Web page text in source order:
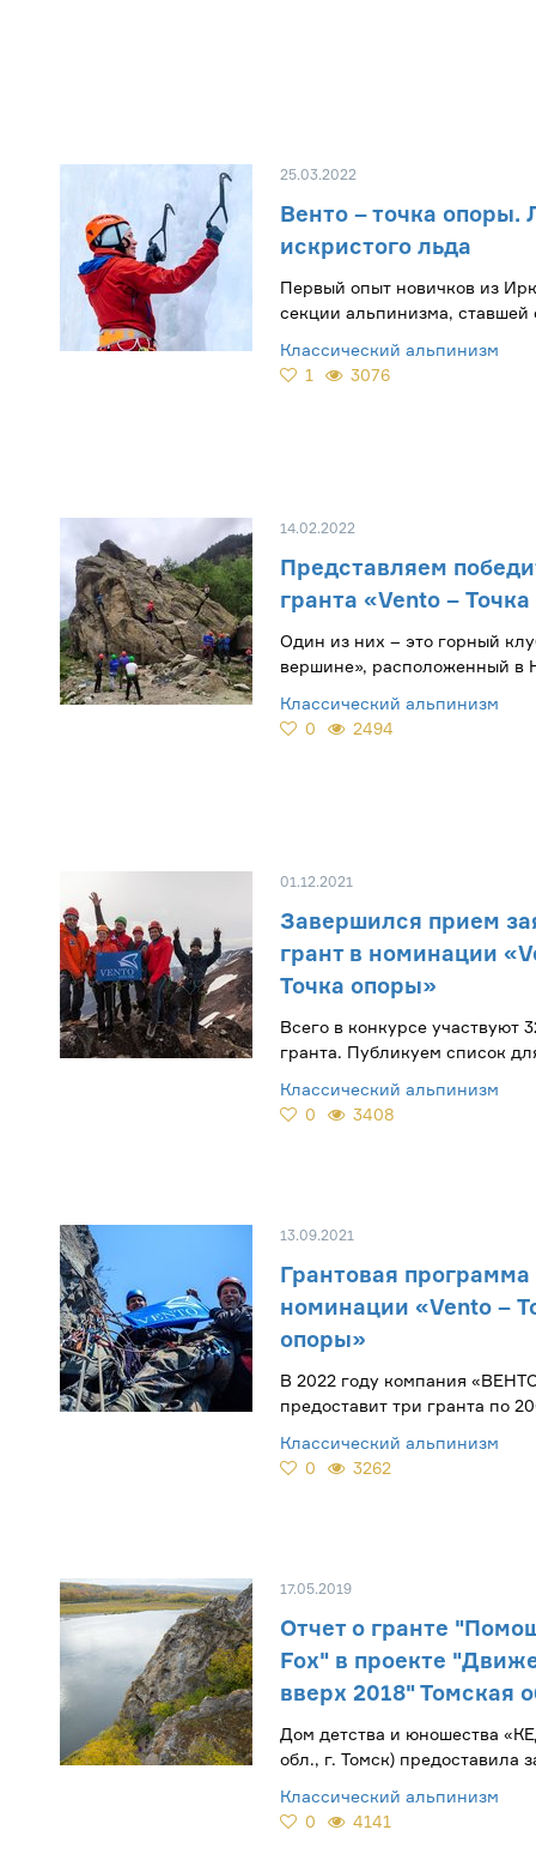
25.03.2022
Венто – точка опоры.
искристого льда
Первый опыт новичков из
секции альпинизма, ставшей обладателем
Классический альпинизм
1
3076
14.02.2022
Представляем
гранта «Vento –
Один из них – это горный
вершине», расположенный в
Классический альпинизм
0
2494
01.12.2021
Завершился прием
грант в номинации
Точка опоры»
Всего в конкурсе участвуют
гранта. Публикуем список
Классический альпинизм
0
3408
13.09.2021
Грантовая
номинации «Vento –
опоры»
В 2022 году компания
предоставит три гранта по
альпинизма.
Классический альпинизм
0
3262
17.05.2019
​Отчет о гранте
Fox" в проекте
вверх 2018" Томская
Дом детства и юношества
обл., г. Томск) предоставила
выиграла грант на 100 т.
Классический альпинизм
0
4141